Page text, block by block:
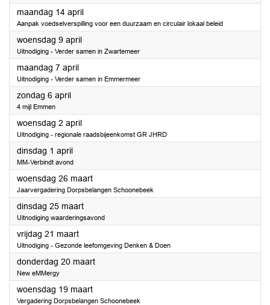
maandag 14 april2025
Aanpak voedselverspilling voor een duurzaam en circulair lokaal beleid
woensdag 9 april2025
Uitnodiging - Verder samen in Zwartemeer
maandag 7 april2025
Uitnodiging - Verder samen in Emmermeer
zondag 6 april2025
4 mijl Emmen
woensdag 2 april2025
Uitnodiging - regionale raadsbijeenkomst GR JHRD
dinsdag 1 april2025
MM-Verbindt avond
woensdag 26 maart2025
Jaarvergadering Dorpsbelangen Schoonebeek
dinsdag 25 maart2025
Uitnodiging waarderingsavond
vrijdag 21 maart2025
Uitnodiging - Gezonde leefomgeving Denken & Doen
donderdag 20 maart2025
New eMMergy
woensdag 19 maart2025
Vergadering Dorpsbelangen Schoonebeek